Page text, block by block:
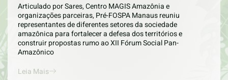
Articulado por Sares, Centro MAGIS Amazônia e
organizações parceiras, Pré-FOSPA Manaus reuniu
representantes de diferentes setores da sociedade
amazônica para fortalecer a defesa dos territórios e
construir propostas rumo ao XII Fórum Social Pan-
Amazônico
Leia Mais